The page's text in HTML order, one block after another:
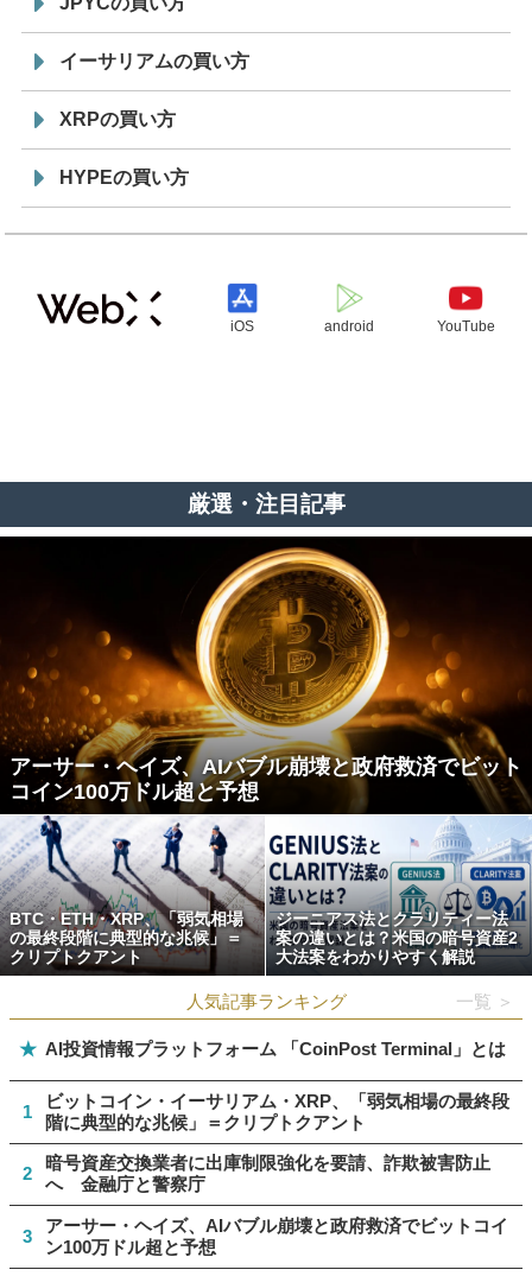
イーサリアムの買い方
XRPの買い方
HYPEの買い方
iOS android YouTube
厳選・注目記事
アーサー・ヘイズ、AIバブル崩壊と政府救済でビット
コイン100万ドル超と予想
BTC・ETH・XRP、「弱気相場
の最終段階に典型的な兆候」＝
クリプトクアント
ジーニアス法とクラリティー法
案の違いとは？米国の暗号資産2
大法案をわかりやすく解説
人気記事ランキング 一覧 ＞
★ AI投資情報プラットフォーム 「CoinPost Terminal」とは
1
ビットコイン・イーサリアム・XRP、「弱気相場の最終段
階に典型的な兆候」＝クリプトクアント
2
暗号資産交換業者に出庫制限強化を要請、詐欺被害防止
へ 金融庁と警察庁
3
アーサー・ヘイズ、AIバブル崩壊と政府救済でビットコイ
ン100万ドル超と予想